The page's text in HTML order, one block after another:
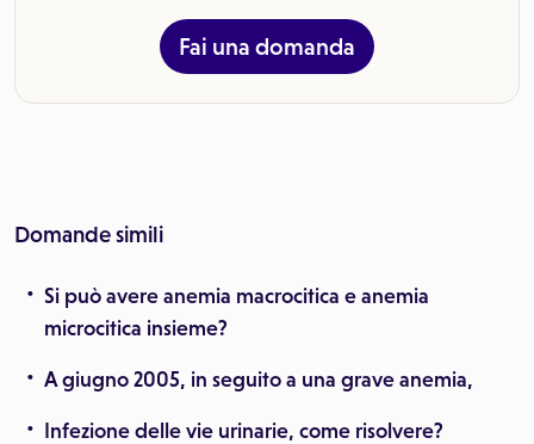
Fai una domanda
Domande simili
Si può avere anemia macrocitica e anemia
microcitica insieme?
A giugno 2005, in seguito a una grave anemia,
Infezione delle vie urinarie, come risolvere?